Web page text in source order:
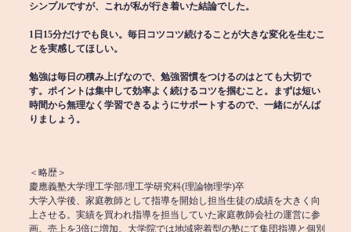
シンプルですが、これが私が行き着いた結論でした。
1日15分だけでも良い。毎日コツコツ続けることが大きな変化を生むこ
とを実感してほしい。
勉強は毎日の積み上げなので、勉強習慣をつけるのはとても大切で
す。ポイントは集中して効率よく続けるコツを掴むこと。まずは短い
時間から無理なく学習できるようにサポートするので、一緒にがんば
りましょう。
＜略歴＞
慶應義塾大学理工学部/理工学研究科(理論物理学)卒
大学入学後、家庭教師として指導を開始し担当生徒の成績を大きく向
上させる。実績を買われ指導を担当していた家庭教師会社の運営に参
画。売上を3倍に増加。大学院では地域密着型の塾にて集団指導と個別